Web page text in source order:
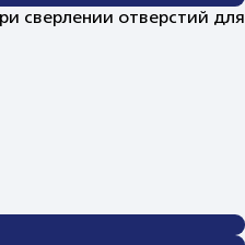
сверлении отверстий для